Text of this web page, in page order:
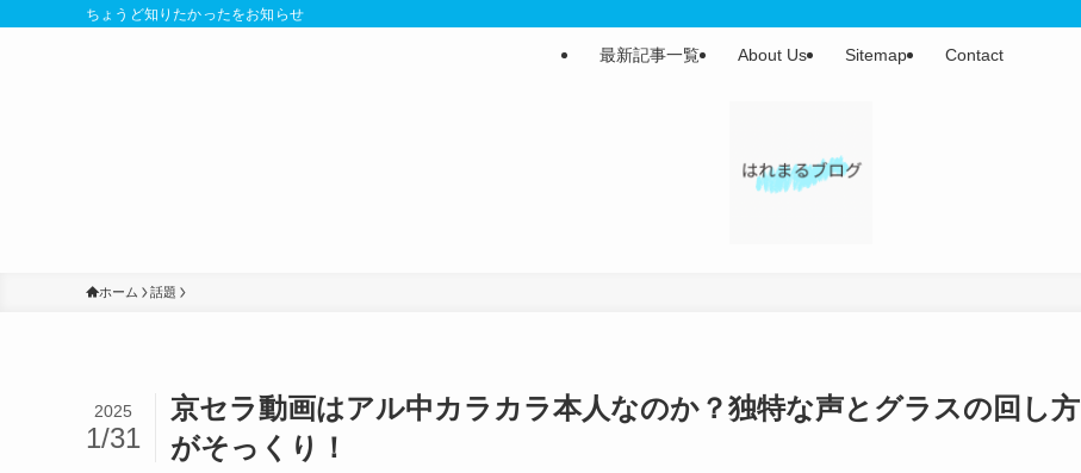
ちょうど知りたかったをお知らせ
最新記事一覧 About Us Sitemap Contact
ホーム 話題
京セラ動画はアル中カラカラ本人なのか？独特な声とグラスの回し方
がそっくり！
2025
1/31